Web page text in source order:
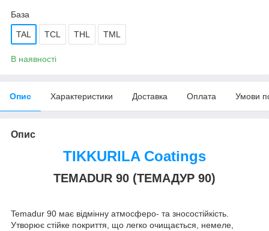
База
TAL TCL THL TML
В наявності
Опис Характеристики Доставка Оплата Умови
Опис
TIKKURILA Coatings
TEMADUR 90 (ТЕМАДУР 90)
Temadur 90 має відмінну атмосферо- та зносостійкість.
Утворює стійке покриття, що легко очищається, немеле,